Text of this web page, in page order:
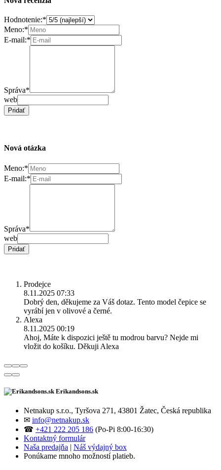
Hodnotenie:*
Meno:*
E-mail:*
Správa*
web
Pridať
Nová otázka
Meno:*
E-mail:*
Správa*
web
Pridať
Prodejce
8.11.2025 07:33
Dobrý den, děkujeme za Váš dotaz. Tento model čepice se
vyrábí jen v olivové a černé.
Alexa
8.11.2025 00:19
Ahoj, Máte k dispozici ještě tu modrou barvu? Nejde mi
vložit do košíku. Děkuji Alexa
Erikandsons.sk
Netnakup s.r.o., Tyršova 271, 43801 Žatec, Česká republika
✉ info@netnakup.sk
☎ +421 222 205 186 (Po-Pi 8:00-16:30)
Kontaktný formulár
Naša predajňa | Náš výdajný box
Ponúkame mnoho možností platieb.